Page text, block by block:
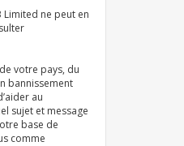
ne peut en
votre pays, du
bannissement
au
sujet et message
base de
comme